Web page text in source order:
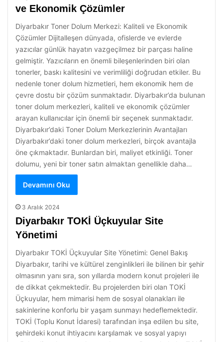
ve Ekonomik Çözümler
Diyarbakır Toner Dolum Merkezi: Kaliteli ve Ekonomik
Çözümler Dijitalleşen dünyada, ofislerde ve evlerde
yazıcılar günlük hayatın vazgeçilmez bir parçası haline
gelmiştir. Yazıcıların en önemli bileşenlerinden biri olan
tonerler, baskı kalitesini ve verimliliği doğrudan etkiler. Bu
nedenle toner dolum hizmetleri, hem ekonomik hem de
çevre dostu bir çözüm sunmaktadır. Diyarbakır’da bulunan
toner dolum merkezleri, kaliteli ve ekonomik çözümler
arayan kullanıcılar için önemli bir seçenek sunmaktadır.
Diyarbakır’daki Toner Dolum Merkezlerinin Avantajları
Diyarbakır’daki toner dolum merkezleri, birçok avantajla
öne çıkmaktadır. Bunlardan biri, maliyet etkinliği. Toner
dolumu, yeni bir toner satın almaktan genellikle daha…
Devamını Oku
3 Aralık 2024
Diyarbakır TOKİ Üçkuyular Site
Yönetimi
Diyarbakır TOKİ Üçkuyular Site Yönetimi: Genel Bakış
Diyarbakır, tarihi ve kültürel zenginlikleri ile bilinen bir şehir
olmasının yanı sıra, son yıllarda modern konut projeleri ile
de dikkat çekmektedir. Bu projelerden biri olan TOKİ
Üçkuyular, hem mimarisi hem de sosyal olanakları ile
sakinlerine konforlu bir yaşam sunmayı hedeflemektedir.
TOKİ (Toplu Konut İdaresi) tarafından inşa edilen bu site,
şehirdeki konut ihtiyacını karşılamak ve sosyal yapıyı